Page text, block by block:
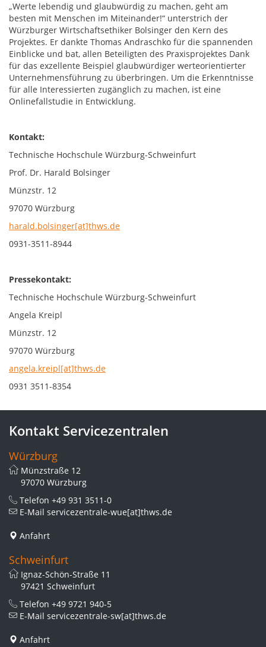
„Werte lebendig und glaubwürdig zu machen, geht am
besten mit Menschen im Miteinander!“ unterstrich der
Würzburger Wirtschaftsethiker Bolsinger den Kern des
Projektes. Er dankte Thomas Andraschko für die spannenden
Einblicke und bat, allen Beteiligten des Praxisprojektes Dank
für das exzellente Beispiel glaubwürdiger werteorientierter
Unternehmensführung zu überbringen. Um die Erkenntnisse
für alle Interessierten zugänglich zu machen, ist eine
Onlinefallstudie in Entwicklung.
Kontakt:
Technische Hochschule Würzburg-Schweinfurt
Prof. Dr. Harald Bolsinger
Münzstr. 12
97070 Würzburg
harald.bolsinger[at]thws.de
0931-3511-8944
Pressekontakt:
Technische Hochschule Würzburg-Schweinfurt
Angela Kreipl
Münzstr. 12
97070 Würzburg
angela.kreipl[at]thws.de
0931 3511-8354
Kontakt Servicezentralen
Würzburg
Münzstraße 12
97070 Würzburg
Telefon +49 931 3511-0
E-Mail servicezentrale-wue[at]thws.de
Anfahrt
Schweinfurt
Ignaz-Schön-Straße 11
97421 Schweinfurt
Telefon +49 9721 940-5
E-Mail servicezentrale-sw[at]thws.de
Anfahrt